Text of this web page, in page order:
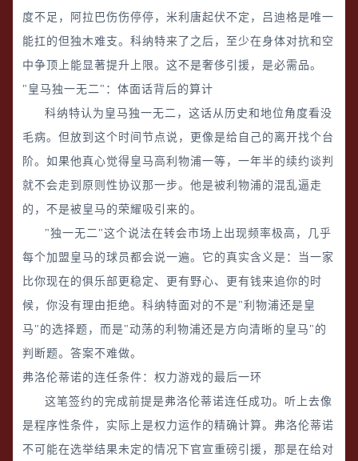
度不足，阿拉巴伤伤停停，米利唐起伏不定，吕迪格是唯一
能扛的但独木难支。科纳特来了之后，至少在身体对抗和空
中争顶上能显著提升上限。这不是奢侈引援，是必需品。
"皇马独一无二"：体面话背后的算计
科纳特认为皇马独一无二，这话从历史和地位角度看没
毛病。但放到这个时间节点说，更像是给自己的离开找个台
阶。如果他真心觉得皇马高利物浦一等，一年半的续约谈判
就不会走到原则性协议那一步。他是被利物浦的混乱逼走
的，不是被皇马的荣耀吸引来的。
"独一无二"这个说法在转会市场上出现频率极高，几乎
每个加盟皇马的球员都会说一遍。它的真实含义是：当一家
比你现在的俱乐部更稳定、更有野心、更有钱来追你的时
候，你没有理由拒绝。科纳特面对的不是"利物浦还是皇
马"的选择题，而是"动荡的利物浦还是方向清晰的皇马"的
判断题。答案不难做。
弗洛伦蒂诺的连任条件：权力游戏的最后一环
这笔签约的完成前提是弗洛伦蒂诺连任成功。听上去像
是程序性条件，实际上是权力运作的精确计算。弗洛伦蒂诺
不可能在选举结果未定的情况下官宣重磅引援，那是在给对